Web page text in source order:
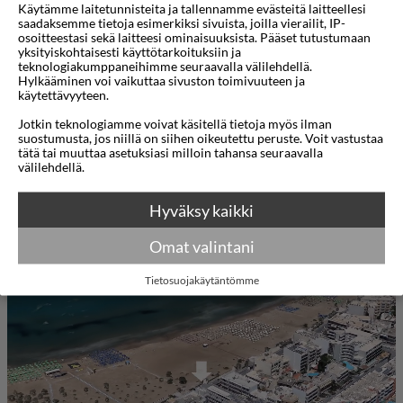
Rantapromenadilla on mukava juosta aamuisin
lenkki ennen aamiaista tai lähteä illallisen jälkeen
iltakävelylle meren rannalle.
rentoutua, sekä lämmitetty sisäuima-allas. Jos
mieluummin pulahdat meriveteen, ranta on vain
muutaman askeleen päässä. Rannalla on hotellin
vieraiden käytettävissä aurinkotuoleja ja -varjoja.
Kriti Beachissä on kaksi ravintolaa, buffetravintola
ja à la carte -ravintola, jossa voit nauttia
kansainvälisiä ruokia illallisella. Buffetaamiainen
sisältyy hintaan. Jos haluat viettää erityisen
mukavan loman, varaa puoli- tai täysihoito jo
ennen matkaa. Hotellissa on myös baari, josta voit
Näytä lisää
Käytämme laitetunnisteita ja tallennamme evästeitä laitteellesi
saadaksemme tietoja esimerkiksi sivuista, joilla vierailit, IP-
osoitteestasi sekä laitteesi ominaisuuksista. Pääset tutustumaan
yksityiskohtaisesti käyttötarkoituksiin ja
teknologiakumppaneihimme seuraavalla välilehdellä.
Hylkääminen voi vaikuttaa sivuston toimivuuteen ja
käytettävyyteen.
Jotkin teknologiamme voivat käsitellä tietoja myös ilman
suostumusta, jos niillä on siihen oikeutettu peruste. Voit vastustaa
tätä tai muuttaa asetuksiasi milloin tahansa seuraavalla
välilehdellä.
Hyväksy kaikki
Omat valintani
Tietosuojakäytäntömme